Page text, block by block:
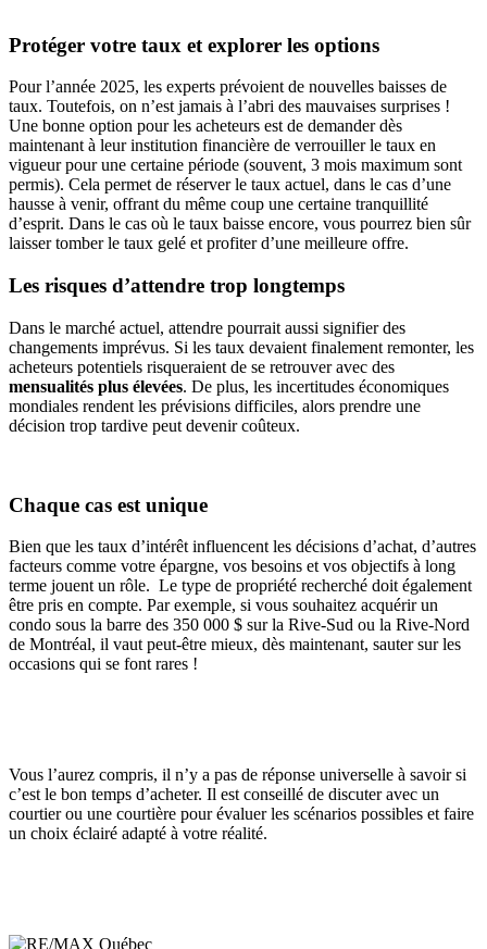
Protéger votre taux et explorer les options
Pour l’année 2025, les experts prévoient de nouvelles baisses de
taux. Toutefois, on n’est jamais à l’abri des mauvaises surprises !
Une bonne option pour les acheteurs est de demander dès
maintenant à leur institution financière de verrouiller le taux en
vigueur pour une certaine période (souvent, 3 mois maximum sont
permis). Cela permet de réserver le taux actuel, dans le cas d’une
hausse à venir, offrant du même coup une certaine tranquillité
d’esprit. Dans le cas où le taux baisse encore, vous pourrez bien sûr
laisser tomber le taux gelé et profiter d’une meilleure offre.
Les risques d’attendre trop longtemps
Dans le marché actuel, attendre pourrait aussi signifier des
changements imprévus. Si les taux devaient finalement remonter, les
acheteurs potentiels risqueraient de se retrouver avec des
mensualités plus élevées. De plus, les incertitudes économiques
mondiales rendent les prévisions difficiles, alors prendre une
décision trop tardive peut devenir coûteux.
Chaque cas est unique
Bien que les taux d’intérêt influencent les décisions d’achat, d’autres
facteurs comme votre épargne, vos besoins et vos objectifs à long
terme jouent un rôle. Le type de propriété recherché doit également
être pris en compte. Par exemple, si vous souhaitez acquérir un
condo sous la barre des 350 000 $ sur la Rive-Sud ou la Rive-Nord
de Montréal, il vaut peut-être mieux, dès maintenant, sauter sur les
occasions qui se font rares !
Vous l’aurez compris, il n’y a pas de réponse universelle à savoir si
c’est le bon temps d’acheter. Il est conseillé de discuter avec un
courtier ou une courtière pour évaluer les scénarios possibles et faire
un choix éclairé adapté à votre réalité.